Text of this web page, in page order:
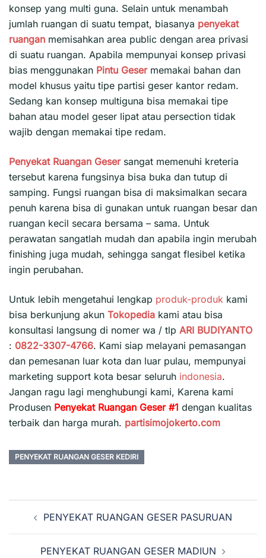
konsep yang multi guna. Selain untuk menambah
jumlah ruangan di suatu tempat, biasanya penyekat
ruangan memisahkan area public dengan area privasi
di suatu ruangan. Apabila mempunyai konsep privasi
bias menggunakan Pintu Geser memakai bahan dan
model khusus yaitu tipe partisi geser kantor redam.
Sedang kan konsep multiguna bisa memakai tipe
bahan atau model geser lipat atau persection tidak
wajib dengan memakai tipe redam.
Penyekat Ruangan Geser sangat memenuhi kreteria
tersebut karena fungsinya bisa buka dan tutup di
samping. Fungsi ruangan bisa di maksimalkan secara
penuh karena bisa di gunakan untuk ruangan besar dan
ruangan kecil secara bersama – sama. Untuk
perawatan sangatlah mudah dan apabila ingin merubah
finishing juga mudah, sehingga sangat flesibel ketika
ingin perubahan.
Untuk lebih mengetahui lengkap produk-produk kami
bisa berkunjung akun Tokopedia kami atau bisa
konsultasi langsung di nomer wa / tlp ARI BUDIYANTO
: 0822-3307-4766. Kami siap melayani pemasangan
dan pemesanan luar kota dan luar pulau, mempunyai
marketing support kota besar seluruh indonesia.
Jangan ragu lagi menghubungi kami, Karena kami
Produsen Penyekat Ruangan Geser #1 dengan kualitas
terbaik dan harga murah. partisimojokerto.com
PENYEKAT RUANGAN GESER KEDIRI
TulisanPENYEKAT RUANGAN GESER PASURUAN
PENYEKAT RUANGAN GESER MADIUN